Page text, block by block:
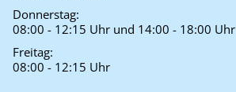
Donnerstag:
08:00 - 12:15 Uhr und 14:00 - 18:00 Uhr
Freitag:
08:00 - 12:15 Uhr